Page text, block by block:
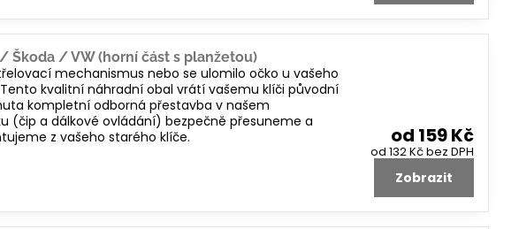
Škoda / VW (horní část s planžetou)
mechanismus nebo se ulomilo očko u vašeho
kvalitní náhradní obal vrátí vašemu klíči původní
kompletní odborná přestavba v našem
(čip a dálkové ovládání) bezpečně přesuneme a
z vašeho starého klíče.
od 159 Kč
od 132 Kčbez DPH
Zobrazit